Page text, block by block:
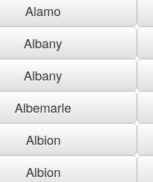
Alamo
Albany
Albany
Albemarle
Albion
Albion